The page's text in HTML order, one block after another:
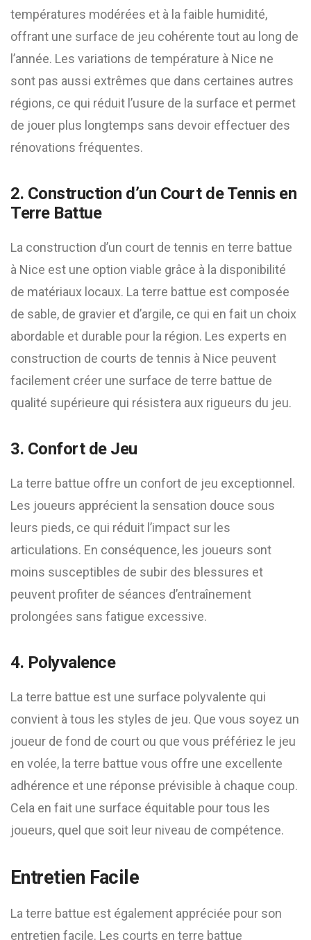
températures modérées et à la faible humidité,
offrant une surface de jeu cohérente tout au long de
l’année. Les variations de température à Nice ne
sont pas aussi extrêmes que dans certaines autres
régions, ce qui réduit l’usure de la surface et permet
de jouer plus longtemps sans devoir effectuer des
rénovations fréquentes.
2. Construction d’un Court de Tennis en
Terre Battue
La construction d’un court de tennis en terre battue
à Nice est une option viable grâce à la disponibilité
de matériaux locaux. La terre battue est composée
de sable, de gravier et d’argile, ce qui en fait un choix
abordable et durable pour la région. Les experts en
construction de courts de tennis à Nice peuvent
facilement créer une surface de terre battue de
qualité supérieure qui résistera aux rigueurs du jeu.
3. Confort de Jeu
La terre battue offre un confort de jeu exceptionnel.
Les joueurs apprécient la sensation douce sous
leurs pieds, ce qui réduit l’impact sur les
articulations. En conséquence, les joueurs sont
moins susceptibles de subir des blessures et
peuvent profiter de séances d’entraînement
prolongées sans fatigue excessive.
4. Polyvalence
La terre battue est une surface polyvalente qui
convient à tous les styles de jeu. Que vous soyez un
joueur de fond de court ou que vous préfériez le jeu
en volée, la terre battue vous offre une excellente
adhérence et une réponse prévisible à chaque coup.
Cela en fait une surface équitable pour tous les
joueurs, quel que soit leur niveau de compétence.
Entretien Facile
La terre battue est également appréciée pour son
entretien facile. Les courts en terre battue